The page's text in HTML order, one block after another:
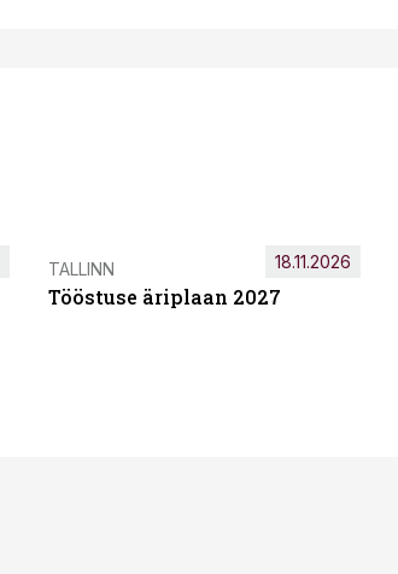
TALLINN
Tööstuse äriplaan 2027
18.11.2026